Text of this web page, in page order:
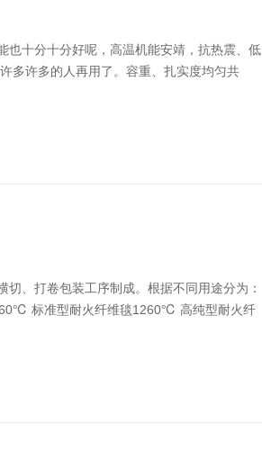
也十分十分好呢，高温机能安靖，抗热震、低
多许多的人再用了。容重、扎实度均匀共
、打卷包装工序制成。根据不同用途分为：
标准型耐火纤维毯1260℃ 高纯型耐火纤